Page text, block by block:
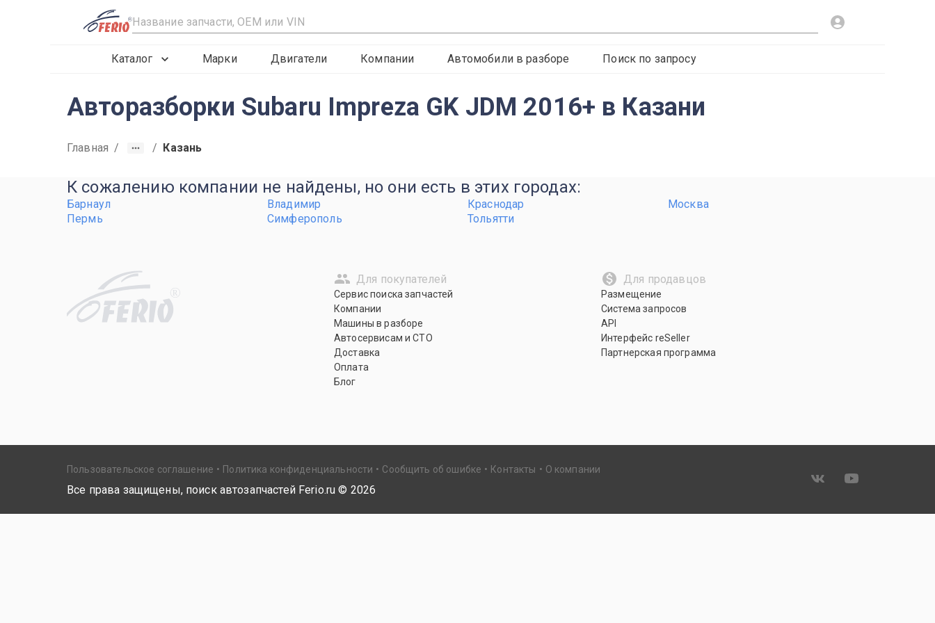
R
Каталог Марки Двигатели Компании Автомобили в разборе Поиск по запросу
Авторазборки Subaru Impreza GK JDM 2016+ в Казани
Главная / / Казань
К сожалению компании не найдены, но они есть в этих городах:
Барнаул Владимир Краснодар
Москва
Пермь
Симферополь Тольятти
R
Для покупателей
Сервис поиска запчастей
Компании
Машины в разборе
Автосервисам и СТО
Доставка
Оплата
Блог
Для продавцов
Размещение
Система запросов
API
Интерфейс reSeller
Партнерская программа
Пользовательское соглашение Политика конфиденциальности Сообщить об ошибке Контакты О компании
Все права защищены, поиск автозапчастей Ferio.ru © 2026